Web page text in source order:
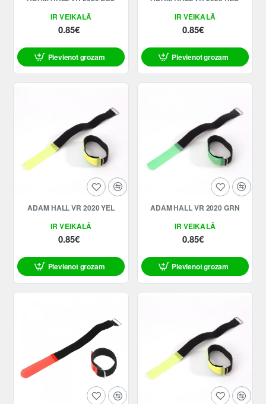
IR VEIKALĀ
0.85€
Pievienot grozam
IR VEIKALĀ
0.85€
Pievienot grozam
IR VEIKALĀ
ADAM HALL VR 2020 YEL
0.85€
Pievienot grozam
IR VEIKALĀ
ADAM HALL VR 2020 GRN
0.85€
Pievienot grozam